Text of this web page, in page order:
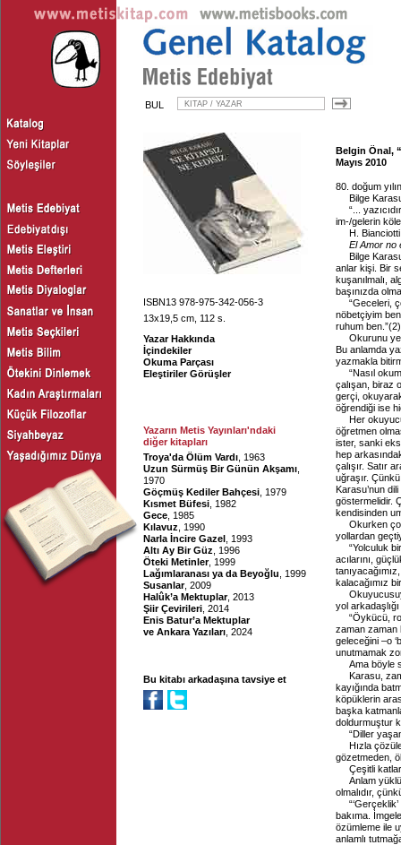
BUL
ISBN13 978-975-342-056-3
13x19,5 cm, 112 s.
Yazar Hakkında
İçindekiler
Okuma Parçası
Eleştiriler Görüşler
Yazarın Metis Yayınları'ndaki
diğer kitapları
Troya'da Ölüm Vardı , 1963
Uzun Sürmüş Bir Günün Akşamı
1970
Göçmüş Kediler Bahçesi , 1979
Kısmet Büfesi , 1982
Gece , 1985
Kılavuz , 1990
Narla İncire Gazel , 1993
Altı Ay Bir Güz , 1996
Öteki Metinler, 1999
Lağımlaranası ya da Beyoğlu , 1999
Susanlar, 2009
Halûk’a Mektuplar, 2013
Şiir Çevirileri , 2014
Enis Batur’a Mektuplar
ve Ankara Yazıları , 2024
Bu kitabı arkadaşına tavsiye et
Belgin Önal,
Mayıs 2010
80. doğum
Bilge
“...
im-/gelerin
H. Bianciotti
El Amor no
Bilge
anlar kişi. Bir
kuşanılmalı,
başınızda
“Geceleri,
nöbetçiyim
ruhum ben.”(2)
Okurunu
Bu anlamda
yazmakla
“Nasıl
çalışan, biraz
gerçi,
öğrendiği ise
Her
öğretmen
ister, sanki
hep
çalışır. Satır
uğraşır.
Karasu’nun
göstermelidir.
kendisinden
Okurken
yollardan
“Yolculuk
acılarını,
kalacağımız
yol
“Öykücü,
zaman zaman
geleceğini –o
unutmamak
Ama böyle
Karasu,
kayığında
köpüklerin
başka
doldurmuştur
“Diller
Hızla
gözetmeden,
Çeşitli
Anlam
olmalıdır,
bakıma.
özümleme ile
anlamlı